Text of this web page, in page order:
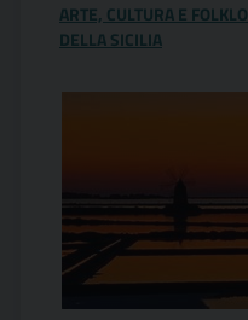
ARTE, CULTURA E
DELLA SICILIA